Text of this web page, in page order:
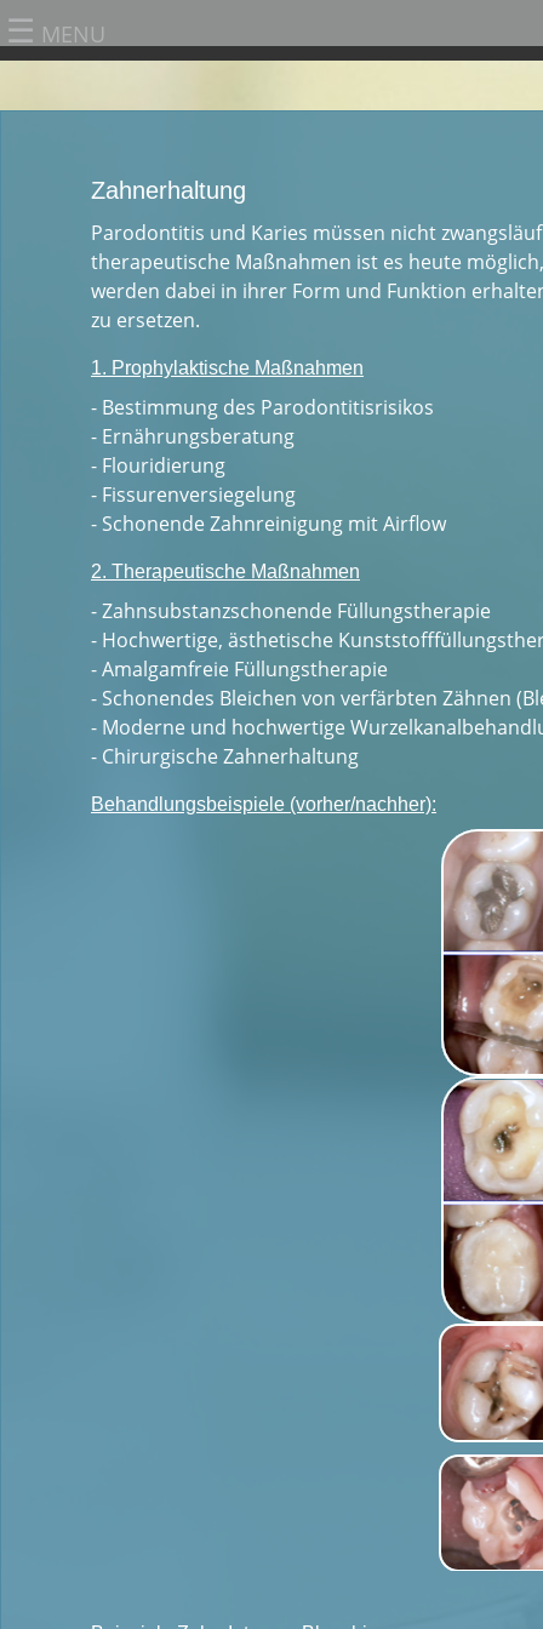
☰ MENU
Zahnerhaltung
Parodontitis und Karies müssen nicht
therapeutische Maßnahmen ist es heute
werden dabei in ihrer Form und Funktion
zu ersetzen.
1. Prophylaktische Maßnahmen
- Bestimmung des Parodontitisrisikos
- Ernährungsberatung
- Flouridierung
- Fissurenversiegelung
- Schonende Zahnreinigung mit Airflow
2. Therapeutische Maßnahmen
- Zahnsubstanzschonende Füllungstherapie
- Hochwertige, ästhetische
- Amalgamfreie Füllungstherapie
- Schonendes Bleichen von verfärbten Zähnen
- Moderne und hochwertige
- Chirurgische Zahnerhaltung
Behandlungsbeispiele (vorher/nachher):